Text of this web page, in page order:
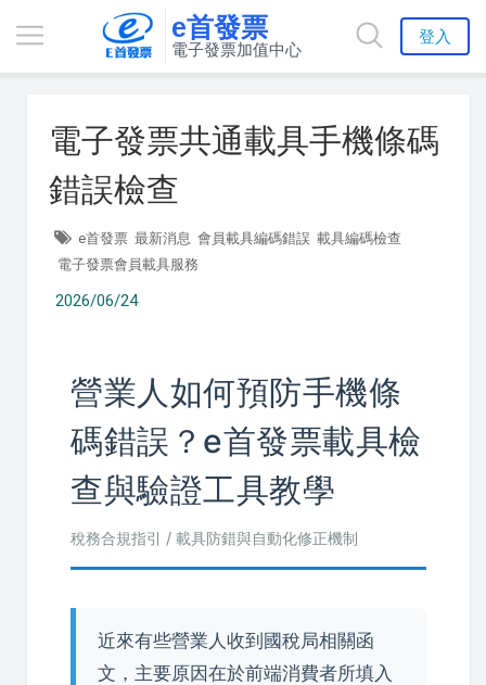
e首發票
電子發票加值中心
登入
電子發票共通載具手機條碼
錯誤檢查
e首發票 最新消息 會員載具編碼錯誤 載具編碼檢查
電子發票會員載具服務
2026/06/24
營業人如何預防手機條
碼錯誤？e首發票載具檢
查與驗證工具教學
稅務合規指引 / 載具防錯與自動化修正機制
近來有些營業人收到國稅局相關函
文，主要原因在於前端消費者所填入